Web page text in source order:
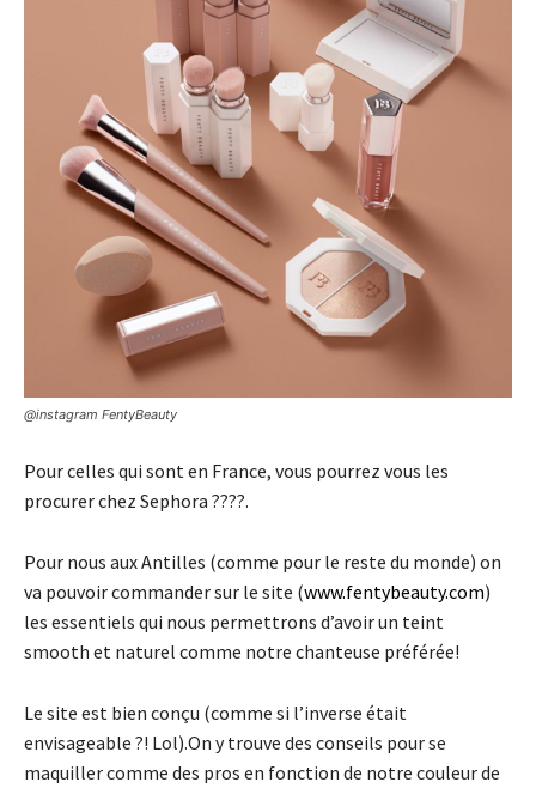
@instagram FentyBeauty
Pour celles qui sont en France, vous pourrez vous les
procurer chez Sephora ????.
Pour nous aux Antilles (comme pour le reste du monde) on
va pouvoir commander sur le site (www.fentybeauty.com)
les essentiels qui nous permettrons d’avoir un teint
smooth et naturel comme notre chanteuse préférée!
Le site est bien conçu (comme si l’inverse était
envisageable ?! Lol).On y trouve des conseils pour se
maquiller comme des pros en fonction de notre couleur de